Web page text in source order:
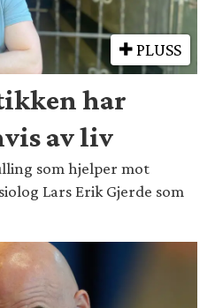
PLUSS
har
av liv
som hjelper mot
Lars Erik Gjerde som